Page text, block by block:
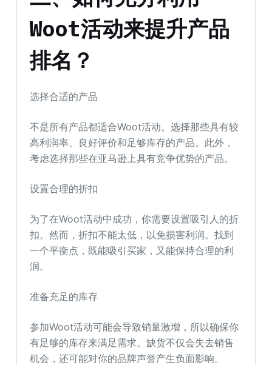
Woot活动来提升产品
排名？
选择合适的产品
不是所有产品都适合Woot活动。选择那些具有较
高利润率、良好评价和足够库存的产品。此外，
考虑选择那些在亚马逊上具有竞争优势的产品。
设置合理的折扣
为了在Woot活动中成功，你需要设置吸引人的折
扣。然而，折扣不能太低，以免损害利润。找到
一个平衡点，既能吸引买家，又能保持合理的利
润。
准备充足的库存
参加Woot活动可能会导致销量激增，所以确保你
有足够的库存来满足需求。缺货不仅会失去销售
机会，还可能对你的品牌声誉产生负面影响。